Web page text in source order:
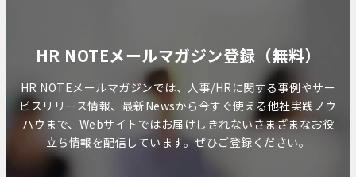
HR NOTEメールマガジン登録（無料）
HR NOTEメールマガジンでは、人事/HRに関する事例やサー
ビスリリース情報、最新Newsから今すぐ使える他社実践ノウ
ハウまで、Webサイトではお届けしきれないさまざまなお役
立ち情報を配信しています。ぜひご登録ください。